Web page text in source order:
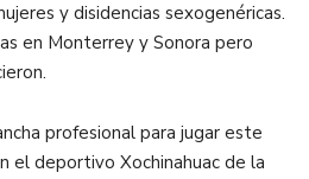
y disidencias sexogenéricas.
en Monterrey y Sonora pero
profesional para jugar este
el deportivo Xochinahuac de la